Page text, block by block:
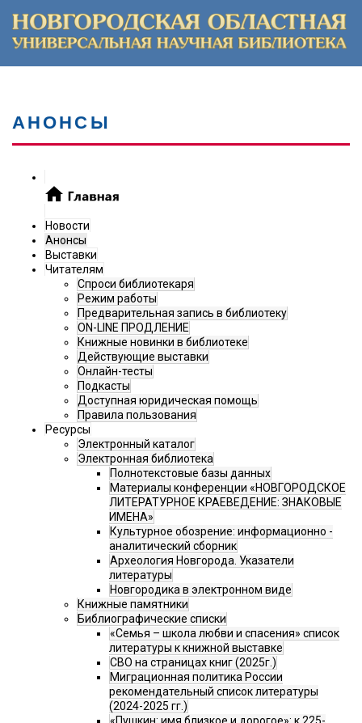
АНОНСЫ
Новости
Анонсы
Выставки
Читателям
Спроси библиотекаря
Режим работы
Предварительная запись в библиотеку
ON-LINE ПРОДЛЕНИЕ
Книжные новинки в библиотеке
Действующие выставки
Онлайн-тесты
Подкасты
Доступная юридическая помощь
Правила пользования
Ресурсы
Электронный каталог
Электронная библиотека
Полнотекстовые базы данных
Материалы конференции «НОВГОРОДСКОЕ
ЛИТЕРАТУРНОЕ КРАЕВЕДЕНИЕ: ЗНАКОВЫЕ
ИМЕНА»
Культурное обозрение: информационно -
аналитический сборник
Археология Новгорода. Указатели
литературы
Новгородика в электронном виде
Книжные памятники
Библиографические списки
«Семья – школа любви и спасения» список
литературы к книжной выставке
СВО на страницах книг (2025г.)
Миграционная политика России
рекомендательный список литературы
(2024-2025 гг.)